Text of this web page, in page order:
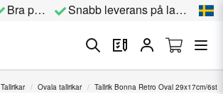
Bra priser Snabb leverans på lagervara
Tallrikar Ovala tallrikar Tallrik Bonna Retro Oval 29x17cm/6st